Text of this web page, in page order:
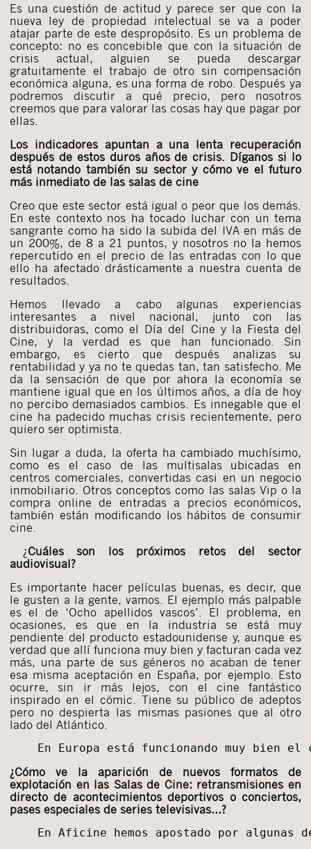
Es una cuestión de actitud y parece ser que con la
nueva ley de propiedad intelectual se va a poder
atajar parte de este despropósito. Es un problema de
concepto: no es concebible que con la situación de
crisis actual, alguien se pueda descargar
gratuitamente el trabajo de otro sin compensación
económica alguna, es una forma de robo. Después ya
podremos discutir a qué precio, pero nosotros
creemos que para valorar las cosas hay que pagar por
ellas.
Los indicadores apuntan a una lenta recuperación
después de estos duros años de crisis. Díganos si lo
está notando también su sector y cómo ve el futuro
más inmediato de las salas de cine
Creo que este sector está igual o peor que los demás.
En este contexto nos ha tocado luchar con un tema
sangrante como ha sido la subida del IVA en más de
un 200%, de 8 a 21 puntos, y nosotros no la hemos
repercutido en el precio de las entradas con lo que
ello ha afectado drásticamente a nuestra cuenta de
resultados.
Hemos llevado a cabo algunas experiencias
interesantes a nivel nacional, junto con las
distribuidoras, como el Día del Cine y la Fiesta del
Cine, y la verdad es que han funcionado. Sin
embargo, es cierto que después analizas su
rentabilidad y ya no te quedas tan, tan satisfecho. Me
da la sensación de que por ahora la economía se
mantiene igual que en los últimos años, a día de hoy
no percibo demasiados cambios. Es innegable que el
cine ha padecido muchas crisis recientemente, pero
quiero ser optimista.
Sin lugar a duda, la oferta ha cambiado muchísimo,
como es el caso de las multisalas ubicadas en
centros comerciales, convertidas casi en un negocio
inmobiliario. Otros conceptos como las salas Vip o la
compra online de entradas a precios económicos,
también están modificando los hábitos de consumir
cine.
¿Cuáles son los próximos retos del sector
audiovisual?
Es importante hacer películas buenas, es decir, que
le gusten a la gente, vamos. El ejemplo más palpable
es el de ‘Ocho apellidos vascos’. El problema, en
ocasiones, es que en la industria se está muy
pendiente del producto estadounidense y, aunque es
verdad que allí funciona muy bien y facturan cada vez
más, una parte de sus géneros no acaban de tener
esa misma aceptación en España, por ejemplo. Esto
ocurre, sin ir más lejos, con el cine fantástico
inspirado en el cómic. Tiene su público de adeptos
pero no despierta las mismas pasiones que al otro
lado del Atlántico.
En Europa está funcionando muy bien
¿Cómo ve la aparición de nuevos formatos de
explotación en las Salas de Cine: retransmisiones en
directo de acontecimientos deportivos o conciertos,
pases especiales de series televisivas…?
En Aficine hemos apostado por